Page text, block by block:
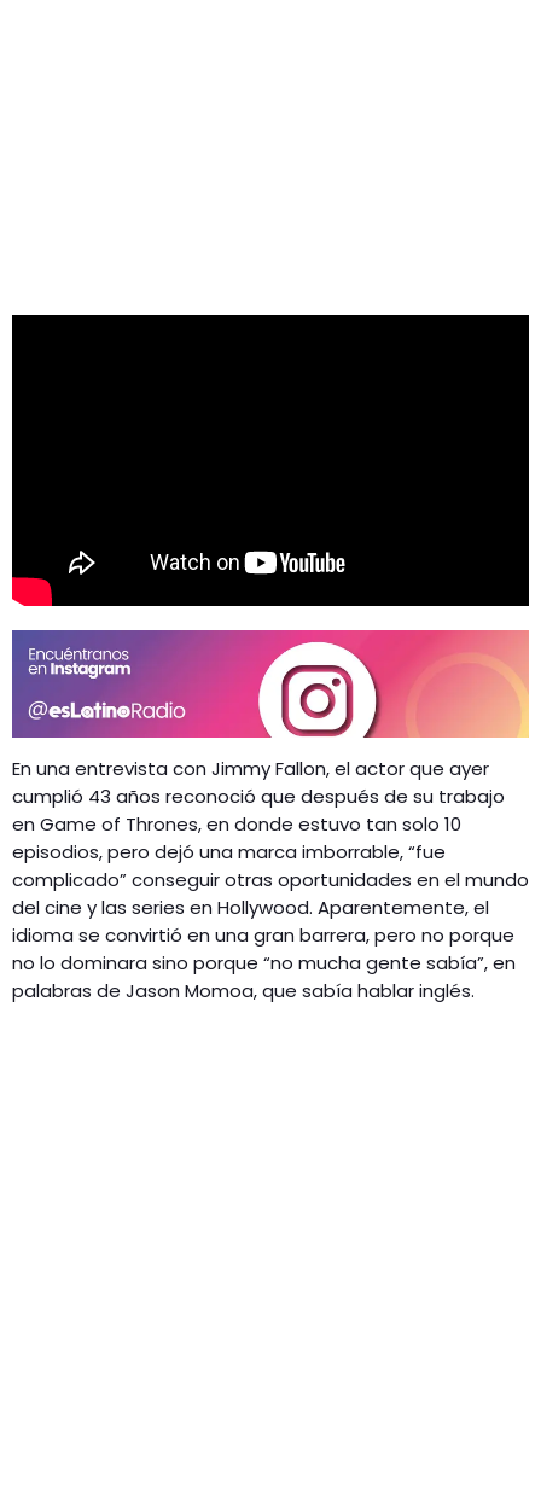
En una entrevista con Jimmy Fallon, el actor que ayer
cumplió 43 años reconoció que después de su trabajo
en Game of Thrones, en donde estuvo tan solo 10
episodios, pero dejó una marca imborrable, “fue
complicado” conseguir otras oportunidades en el mundo
del cine y las series en Hollywood. Aparentemente, el
idioma se convirtió en una gran barrera, pero no porque
no lo dominara sino porque “no mucha gente sabía”, en
palabras de Jason Momoa, que sabía hablar inglés.